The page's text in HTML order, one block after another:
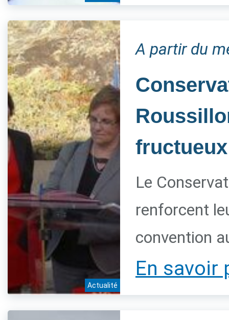
Actualité
A partir du
fructueux
Le
renforcent
convention
En savoir